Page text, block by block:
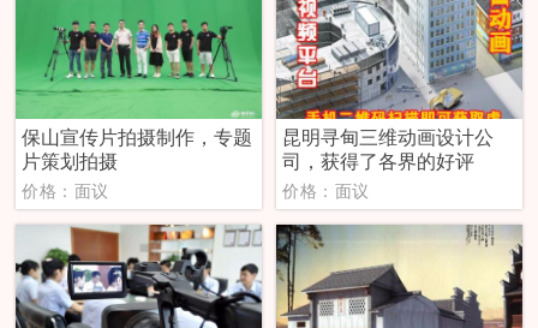
保山宣传片拍摄制作，专题
片策划拍摄
价格：面议
昆明寻甸三维动画设计公
司，获得了各界的好评
价格：面议